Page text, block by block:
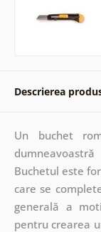
Descrierea
Un buchet
Buchetul este
care se
generală a
pentru crearea